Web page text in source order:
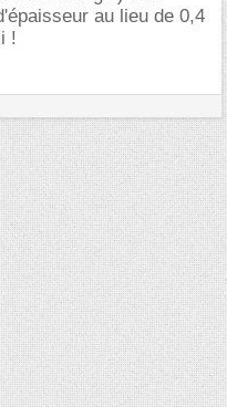
au lieu de 0,4
!